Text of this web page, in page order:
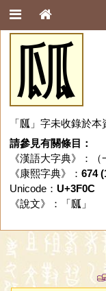
㼌
「㼌」字未收錄於本
請參見有關條目：
《漢語大字典》：（
《康熙字典》： 674
Unicode： U+3F0C
《說文》：「 㼌 」